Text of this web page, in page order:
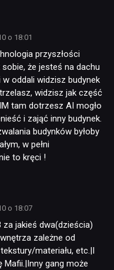
o 18:01
przyszłości
że jesteś na dachu
oddali widzisz budynek
widzisz jak część
tam dotrzesz AI mogło
i zająć inny budynek.
budynków byłoby
w pełni
to kręci !
o 18:07
jakieś dwa(dzieścia)
zależne od
materiału, etc.|I
Mafii.|Inny gang może